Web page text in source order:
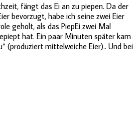
fängt das Ei an zu piepen. Da der
bevorzugt, habe ich seine zwei Eier
geholt, als das PiepEi zwei Mal
hat. Ein paar Minuten später kam
(produziert mittelweiche Eier).. Und bei